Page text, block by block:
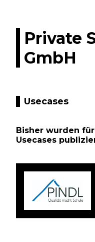
Private
GmbH
Usecases
Bisher wurden
Usecases